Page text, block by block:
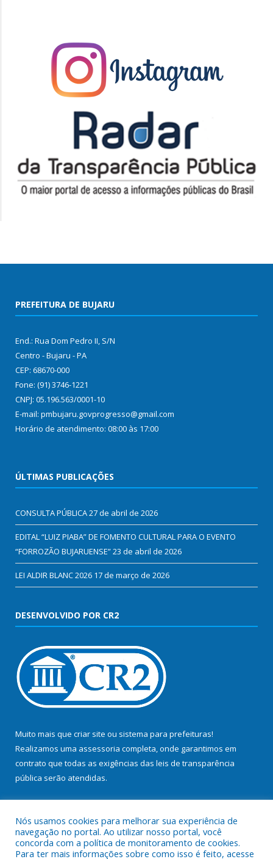
PREFEITURA DE BUJARU
End.: Rua Dom Pedro II, S/N
Centro - Bujaru - PA
CEP: 68670-000
Fone: (91) 3746-1221
CNPJ: 05.196.563/0001-10
E-mail: pmbujaru.govprogresso@gmail.com
Horário de atendimento: 08:00 às 17:00
ÚLTIMAS PUBLICAÇÕES
CONSULTA PÚBLICA27 de abril de 2026
EDITAL “LUIZ PIABA” DE FOMENTO CULTURAL PARA O EVENTO
“FORROZÃO BUJARUENSE”23 de abril de 2026
LEI ALDIR BLANC 2026 17 de março de 2026
DESENVOLVIDO POR CR2
Muito mais que criar site ou sistema para prefeituras!
Realizamos uma assessoria completa, onde garantimos em
contrato que todas as exigências das leis de transparência
pública serão atendidas.
Nós usamos cookies para melhorar sua experiência de
navegação no portal. Ao utilizar nosso portal, você
concorda com a política de monitoramento de cookies.
Para ter mais informações sobre como isso é feito, acesse